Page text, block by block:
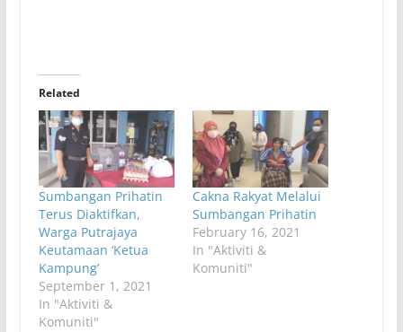
Related
Sumbangan Prihatin
Terus Diaktifkan,
Warga Putrajaya
Keutamaan ‘Ketua
Kampung’
September 1, 2021
In "Aktiviti &
Komuniti"
Cakna Rakyat Melalui
Sumbangan Prihatin
February 16, 2021
In "Aktiviti &
Komuniti"